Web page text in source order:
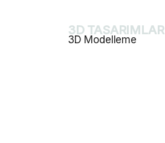
3D TASARIMLAR
3D Modelleme